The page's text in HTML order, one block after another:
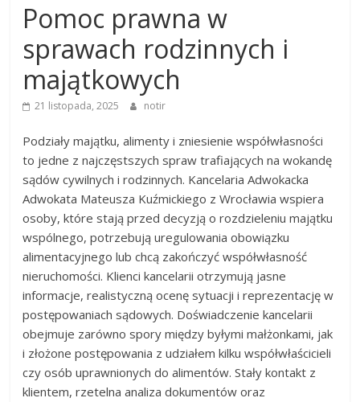
Pomoc prawna w
sprawach rodzinnych i
majątkowych
21 listopada, 2025 notir
Podziały majątku, alimenty i zniesienie współwłasności
to jedne z najczęstszych spraw trafiających na wokandę
sądów cywilnych i rodzinnych. Kancelaria Adwokacka
Adwokata Mateusza Kuźmickiego z Wrocławia wspiera
osoby, które stają przed decyzją o rozdzieleniu majątku
wspólnego, potrzebują uregulowania obowiązku
alimentacyjnego lub chcą zakończyć współwłasność
nieruchomości. Klienci kancelarii otrzymują jasne
informacje, realistyczną ocenę sytuacji i reprezentację w
postępowaniach sądowych. Doświadczenie kancelarii
obejmuje zarówno spory między byłymi małżonkami, jak
i złożone postępowania z udziałem kilku współwłaścicieli
czy osób uprawnionych do alimentów. Stały kontakt z
klientem, rzetelna analiza dokumentów oraz